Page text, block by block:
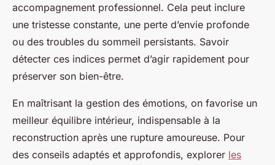
accompagnement professionnel. Cela peut inclure
une tristesse constante, une perte d’envie profonde
ou des troubles du sommeil persistants. Savoir
détecter ces indices permet d’agir rapidement pour
préserver son bien-être.
En maîtrisant la gestion des émotions, on favorise un
meilleur équilibre intérieur, indispensable à la
reconstruction après une rupture amoureuse. Pour
des conseils adaptés et approfondis, explorer les